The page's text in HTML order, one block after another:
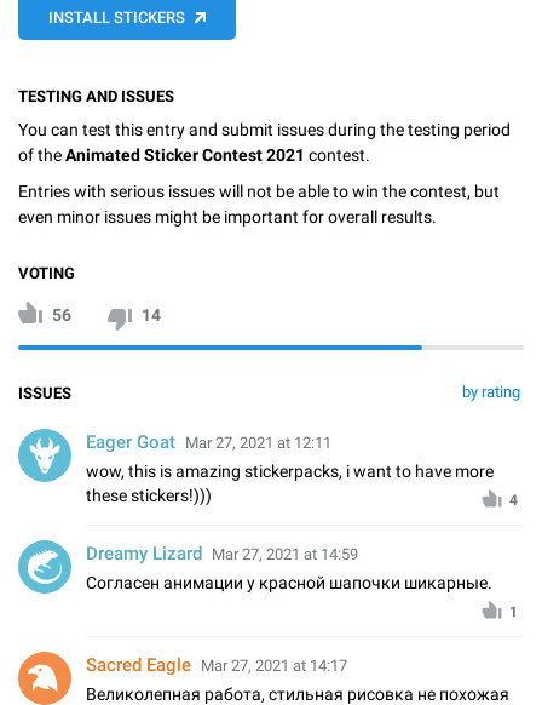
INSTALL STICKERS
TESTING AND ISSUES
You can test this entry and submit issues during the testing period
of theAnimated Sticker Contest 2021 contest.
Entries with serious issues will not be able to win the contest, but
even minor issues might be important for overall results.
VOTING
56 14
by rating
ISSUES
Eager Goat Mar 27, 2021 at 12:11
wow, this is amazing stickerpacks, i want to have more
these stickers!)))
4
Dreamy Lizard Mar 27, 2021 at 14:59
Согласен анимации у красной шапочки шикарные.
1
Sacred Eagle Mar 27, 2021 at 14:17
Великолепная работа, стильная рисовка не похожая